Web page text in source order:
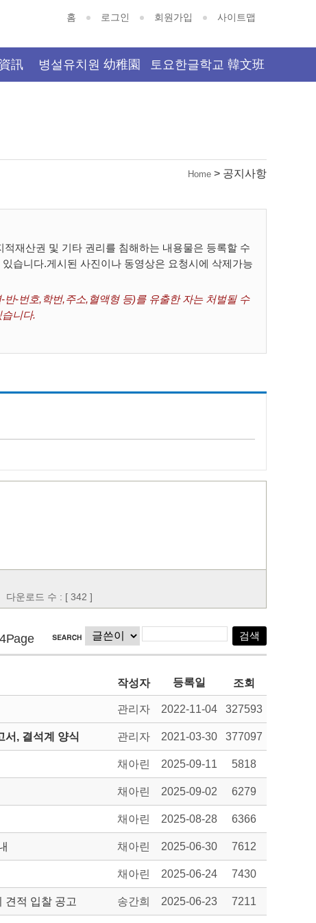
홈 로그인 회원가입 사이트맵
訊 병설유치원 幼稚園 토요한글학교 韓文班
Home > 공지사항
재산권 및 기타 권리를 침해하는 내용물은 등록할 수
습니다.게시된 사진이나 동영상은 요청시에 삭제가능
-번호,학번,주소,혈액형 등)를 유출한 자는 처벌될 수
니다.
다운로드 수 : [ 342 ]
작성자 등록일 조회
관리자 2022-11-04 327593
서, 결석계 양식 관리자 2021-03-30 377097
채아린 2025-09-11 5818
채아린 2025-09-02 6279
채아린 2025-08-28 6366
채아린 2025-06-30 7612
채아린 2025-06-24 7430
견적 입찰 공고 송간희 2025-06-23 7211